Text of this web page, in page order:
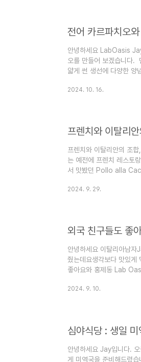
전어 카르파치오
안녕하세요 LabOasis
오를 만들어 보겠습니다.
얇게 썬 생선에 다양한 양
아 가지요리인데요, 샐러
2024. 10. 16.
프렌치와 이탈리
프렌치와 이탈리안의 조
는 예전에 프렌치 레스토
서 맛봤던 Pollo alla
는 맛을 이탈리아식 치킨
2024. 9. 29.
외국 친구들도 좋
안녕하세요 이탈리아남자
줬는데요생각보다 맛있게
좋아요와 홍제동 Lab
4.4점, 리뷰 4036개를 가
2024. 9. 10.
심야식당 : 생일 미
안녕하세요 Jay입니다.
게 미역국을 준비해드렸